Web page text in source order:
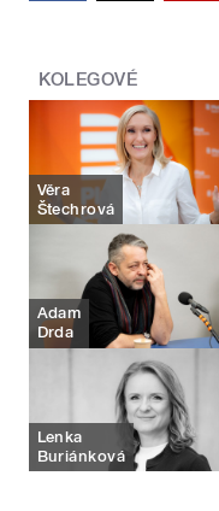
KOLEGOVÉ
Věra
Štechrová
Adam
Drda
Lenka
Buriánková